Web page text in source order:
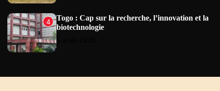
4
Togo : Cap sur la recherche, l’innovation et la
biotechnologie